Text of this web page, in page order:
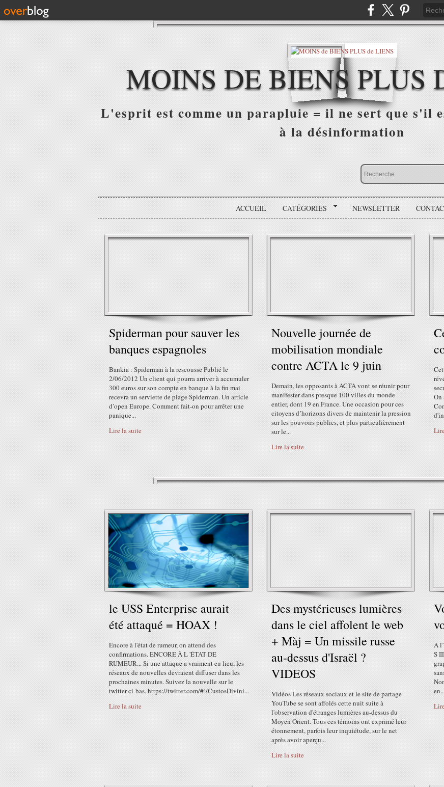
MOINS DE BIENS PLUS
L'esprit est comme un parapluie = il ne sert que s'il
à la désinformation
ACCUEIL CATÉGORIES NEWSLETTER
Spiderman pour sauver les
banques espagnoles
Bankia : Spiderman à la rescousse Publié le
2/06/2012 Un client qui pourra arriver à accumuler
300 euros sur son compte en banque à la fin mai
recevra un serviette de plage Spiderman. Un article
d’open Europe. Comment fait-on pour arrêter une
panique...
Lire la suite
Nouvelle journée de
mobilisation mondiale
contre ACTA le 9 juin
Demain, les opposants à ACTA vont se réunir pour
manifester dans presque 100 villes du monde
entier, dont 19 en France. Une occasion pour ces
citoyens d’horizons divers de maintenir la pression
sur les pouvoirs publics, et plus particulièrement
sur le...
Lire la suite
On
le USS Enterprise aurait
été attaqué = HOAX !
Encore à l'état de rumeur, on attend des
confirmations. ENCORE À L 'ÉTAT DE
RUMEUR... Si une attaque a vraiment eu lieu, les
réseaux de nouvelles devraient diffuser dans les
prochaines minutes. Suivez la nouvelle sur le
twitter ci-bas. https://twitter.com/#!/CustosDivini...
Lire la suite
Des mystérieuses lumières
dans le ciel affolent le web
+ Màj = Un missile russe
au-dessus d'Israël ?
VIDEOS
Vidéos Les réseaux sociaux et le site de partage
YouTube se sont affolés cette nuit suite à
l'observation d'étranges lumières au-dessus du
Moyen Orient. Tous ces témoins ont exprimé leur
étonnement, parfois leur inquiétude, sur le net
après avoir aperçu...
Lire la suite
A
S